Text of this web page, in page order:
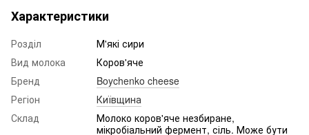
Характеристики
Розділ
М'які сири
Вид молока
Коров'яче
Бренд
Boychenko cheese
Регіон
Київщина
Склад
Молоко коров'яче незбиране,
мікробіальний фермент, сіль. Може бути